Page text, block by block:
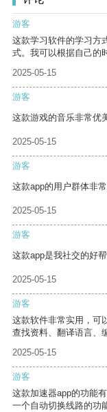
游客
这款学习软件的学习方
式。我可以根据自己的
2025-05-15
游客
这款游戏的音乐非常优
2025-05-15
游客
这款app的用户群体非
2025-05-15
游客
这款app是我社交的好
2025-05-15
游客
这款软件非常实用，可
查找资料、翻译语言、
2025-05-15
游客
这款加速器app的功能
一个自动切换线路的功